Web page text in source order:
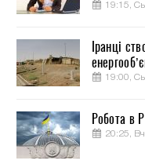
19:15,
Іранці
19:00,
Робота в
20:25,